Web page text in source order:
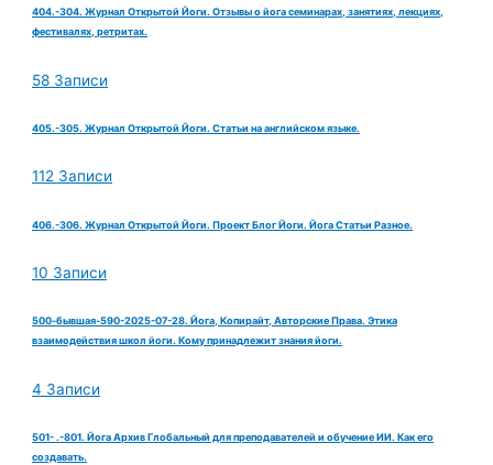
404.-304. Журнал Открытой Йоги. Отзывы о йога семинарах, занятиях, лекциях,
фестивалях, ретритах.
58 Записи
405.-305. Журнал Открытой Йоги. Статьи на английском языке.
112 Записи
406.-306. Журнал Открытой Йоги. Проект Блог Йоги. Йога Статьи Разное.
10 Записи
500-бывшая-590-2025-07-28. Йога, Копирайт, Авторские Права. Этика
взаимодействия школ йоги. Кому принадлежит знания йоги.
4 Записи
501- .-801. Йога Архив Глобальный для преподавателей и обучение ИИ. Как его
создавать.